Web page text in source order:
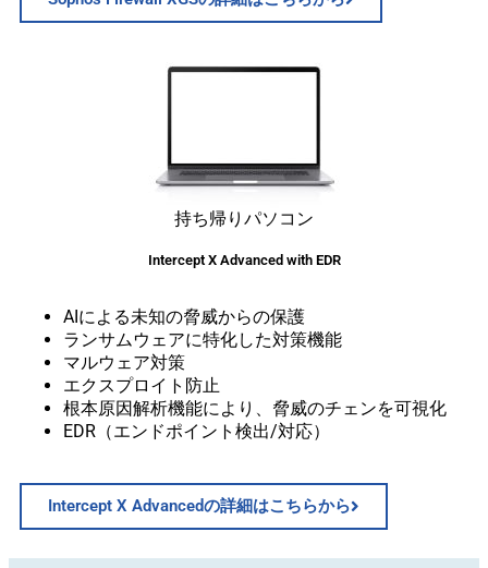
持ち帰りパソコン
Intercept X Advanced with EDR
AIによる未知の脅威からの保護
ランサムウェアに特化した対策機能
マルウェア対策
エクスプロイト防止
根本原因解析機能により、脅威のチェンを可視化
EDR（エンドポイント検出/対応）
Intercept X Advancedの詳細はこちらから